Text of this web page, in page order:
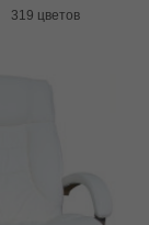
319 цветов